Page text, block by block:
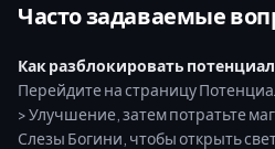
Часто задаваемые
Как разблокировать
Перейдите на страницу
> Улучшение, затем потратьте
Слезы Богини, чтобы открыть